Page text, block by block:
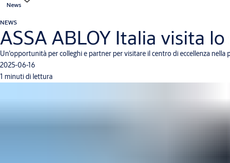
News
NEWS
ASSA ABLOY Italia visita
Un'opportunità per colleghi e partner per visitare il centro di eccellenza
2025-06-16
1 minuti di lettura